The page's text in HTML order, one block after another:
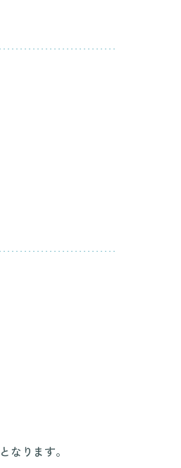
となります。